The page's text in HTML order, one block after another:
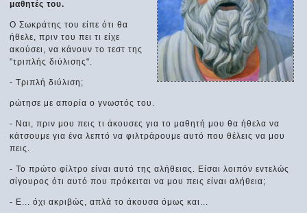
μαθητές του.
Ο Σωκράτης του είπε ότι θα
ήθελε, πριν του πει τι είχε
ακούσει, να κάνουν το τεστ της
"τριπλής διύλισης".
- Τριπλή διύλιση;
ρώτησε με απορία ο γνωστός του.
- Ναι, πριν μου πεις τι άκουσες για το μαθητή μου θα ήθελα να
κάτσουμε για ένα λεπτό να φιλτράρουμε αυτό που θέλεις να μου
πεις.
- Το πρώτο φίλτρο είναι αυτό της αλήθειας. Είσαι λοιπόν εντελώς
σίγουρος ότι αυτό που πρόκειται να μου πεις είναι αλήθεια;
- Ε... όχι ακριβώς, απλά το άκουσα όμως και...